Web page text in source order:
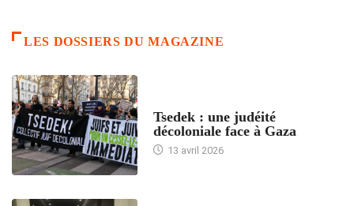
LES DOSSIERS DU MAGAZINE
Tsedek : une judéité
décoloniale face à Gaza
13 avril 2026